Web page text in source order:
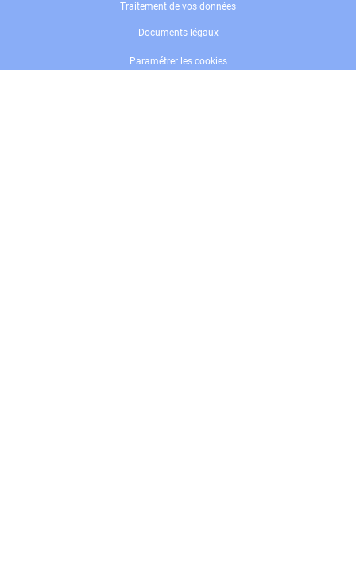
Traitement de vos données
Documents légaux
Paramétrer les cookies